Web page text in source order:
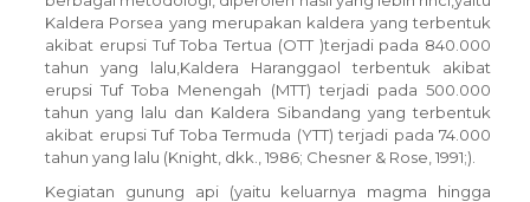
Kaldera Porsea yang merupakan kaldera yang terbentuk
akibat erupsi Tuf Toba Tertua (OTT )terjadi pada 840.000
tahun yang lalu,Kaldera Haranggaol terbentuk akibat
erupsi Tuf Toba Menengah (MTT) terjadi pada 500.000
tahun yang lalu dan Kaldera Sibandang yang terbentuk
akibat erupsi Tuf Toba Termuda (YTT) terjadi pada 74.000
tahun yang lalu (Knight, dkk., 1986; Chesner & Rose, 1991;).
Kegiatan gunung api (yaitu keluarnya magma hingga